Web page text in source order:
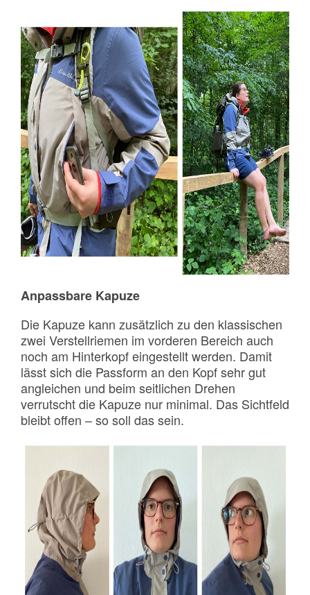
Anpassbare Kapuze
Die Kapuze kann zusätzlich zu den klassischen
zwei Verstellriemen im vorderen Bereich auch
noch am Hinterkopf eingestellt werden. Damit
lässt sich die Passform an den Kopf sehr gut
angleichen und beim seitlichen Drehen
verrutscht die Kapuze nur minimal. Das Sichtfeld
bleibt offen – so soll das sein.